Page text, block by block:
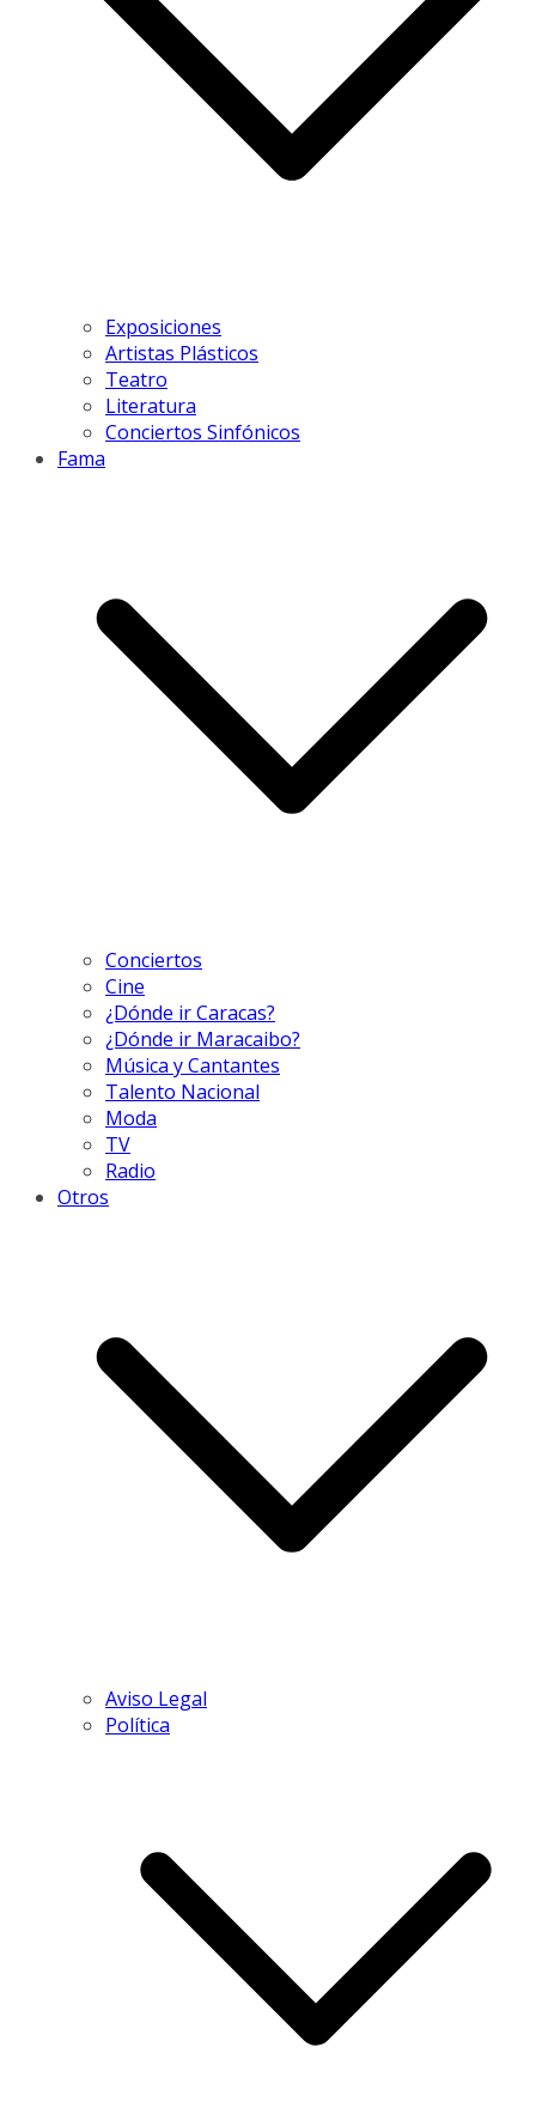
Exposiciones
Artistas Plásticos
Teatro
Literatura
Conciertos Sinfónicos
Fama
Conciertos
Cine
¿Dónde ir Caracas?
¿Dónde ir Maracaibo?
Música y Cantantes
Talento Nacional
Moda
TV
Radio
Otros
Aviso Legal
Política